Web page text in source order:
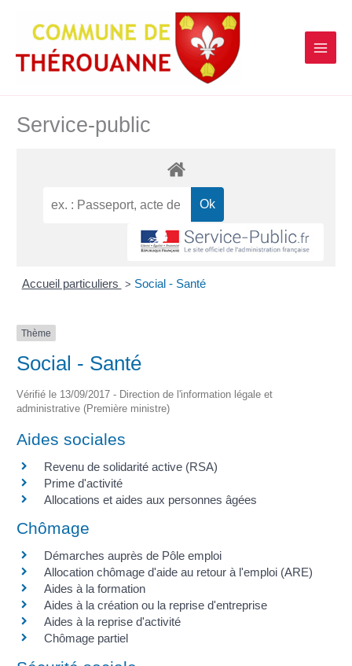
contenu
Service-public
Accueil particuliers > Social - Santé
Thème
Social - Santé
Vérifié le 13/09/2017 - Direction de l'information légale et
administrative (Première ministre)
Aides sociales
Revenu de solidarité active (RSA)
Prime d'activité
Allocations et aides aux personnes âgées
Chômage
Démarches auprès de Pôle emploi
Allocation chômage d'aide au retour à l'emploi (ARE)
Aides à la formation
Aides à la création ou la reprise d'entreprise
Aides à la reprise d'activité
Chômage partiel